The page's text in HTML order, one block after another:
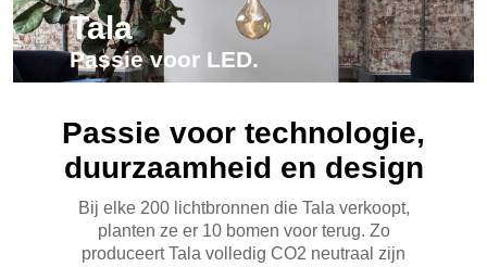
Tala
Passie voor LED.
Passie voor technologie,
duurzaamheid en design
Bij elke 200 lichtbronnen die Tala verkoopt,
planten ze er 10 bomen voor terug. Zo
produceert Tala volledig CO2 neutraal zijn